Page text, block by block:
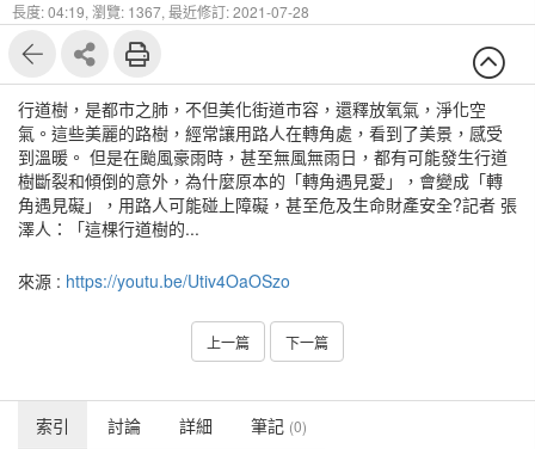
長度: 04:19, 瀏覽: 1367, 最近修訂: 2021-07-28
行道樹，是都市之肺，不但美化街道市容，還釋放氧氣，淨化空
氣。這些美麗的路樹，經常讓用路人在轉角處，看到了美景，感受
到溫暖。 但是在颱風豪雨時，甚至無風無雨日，都有可能發生行道
樹斷裂和傾倒的意外，為什麼原本的「轉角遇見愛」，會變成「轉
角遇見礙」，用路人可能碰上障礙，甚至危及生命財產安全?記者 張
澤人：「這棵行道樹的...
來源 : https://youtu.be/Utiv4OaOSzo
上一篇 下一篇
索引 討論 詳細 筆記 (0)